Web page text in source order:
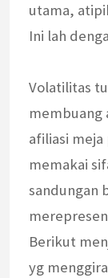
utama,
Ini lah
Volatilitas
membuang
afiliasi
memakai
sandungan
Berikut
yg